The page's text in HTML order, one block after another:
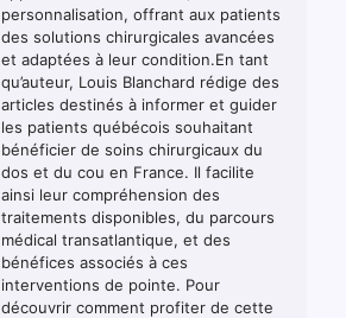
personnalisation, offrant aux patients
des solutions chirurgicales avancées
et adaptées à leur condition.En tant
qu’auteur, Louis Blanchard rédige des
articles destinés à informer et guider
les patients québécois souhaitant
bénéficier de soins chirurgicaux du
dos et du cou en France. Il facilite
ainsi leur compréhension des
traitements disponibles, du parcours
médical transatlantique, et des
bénéfices associés à ces
interventions de pointe. Pour
découvrir comment profiter de cette